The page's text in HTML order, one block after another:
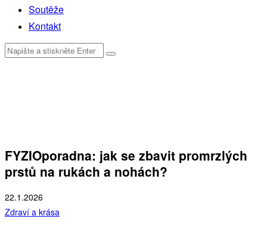
Soutěže
Kontakt
FYZIOporadna: jak se zbavit promrzlých
prstů na rukách a nohách?
22.1.2026
Zdraví a krása